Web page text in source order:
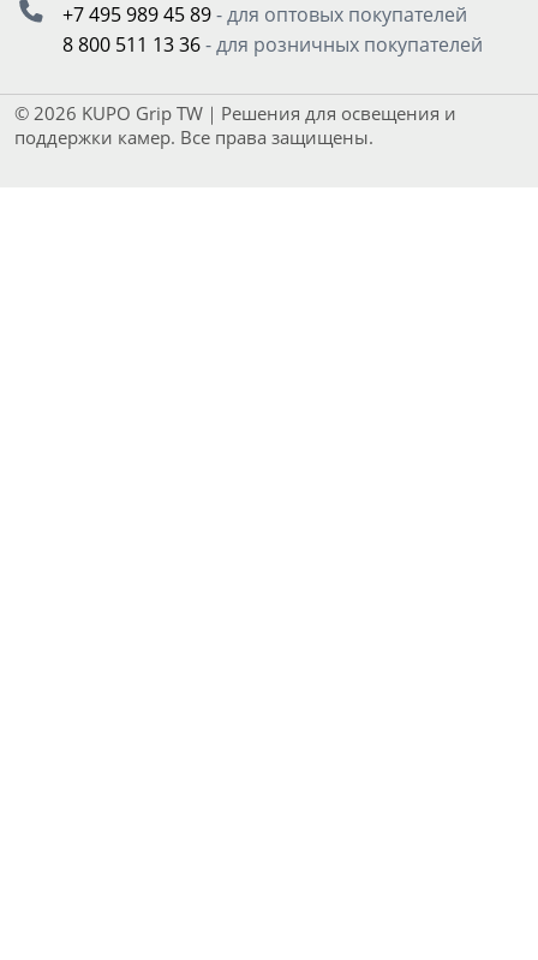
+7 495 989 45 89- для оптовых покупателей
8 800 511 13 36- для розничных покупателей
© 2026 KUPO Grip TW｜Решения для освещения и
поддержки камер. Все права защищены.